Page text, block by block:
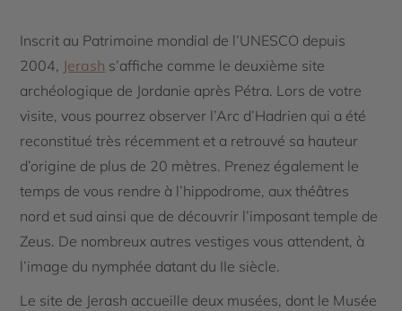
Inscrit au Patrimoine mondial de l’UNESCO depuis
2004, Jerash s’affiche comme le deuxième site
archéologique de Jordanie après Pétra. Lors de votre
visite, vous pourrez observer l’Arc d’Hadrien qui a été
reconstitué très récemment et a retrouvé sa hauteur
d’origine de plus de 20 mètres. Prenez également le
temps de vous rendre à l’hippodrome, aux théâtres
nord et sud ainsi que de découvrir l’imposant temple de
Zeus. De nombreux autres vestiges vous attendent, à
l’image du nymphée datant du IIe siècle.
Le site de Jerash accueille deux musées, dont le Musée